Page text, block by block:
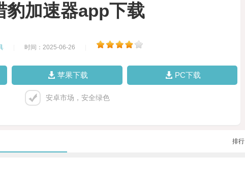
豹加速器app下载
时间：2025-06-26
苹果下载 PC下载
安卓市场，安全绿色
排行